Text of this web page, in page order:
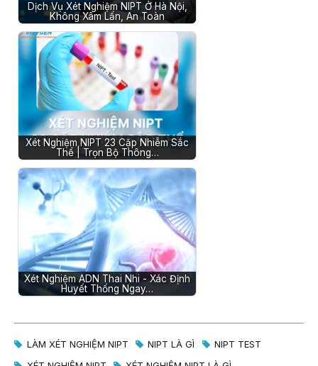
Dịch Vụ Xét Nghiệm NIPT Ở Hà Nội,
Không Xâm Lấn, An Toàn
Xét Nghiệm NIPT 23 Cặp Nhiễm Sắc
Thể | Trọn Bộ Thông…
Xét Nghiệm ADN Thai Nhi - Xác Định
Huyết Thống Ngay…
LÀM XÉT NGHIỆM NIPT NIPT LÀ GÌ
NIPT TEST